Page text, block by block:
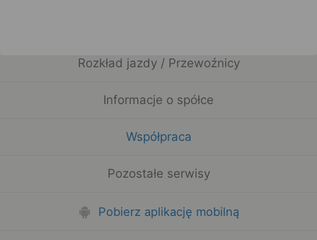
Rozkład jazdy / Przewoźnicy
Informacje o spółce
Współpraca
Pozostałe serwisy
Pobierz aplikację mobilną